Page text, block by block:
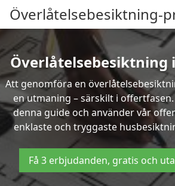
Överlåtelsebesiktning-
Överlåtelsebesiktning
Att genomföra en
en utmaning – särskilt i
denna guide och använder vår
enklaste och tryggaste
Få 3 erbjudanden, gratis och